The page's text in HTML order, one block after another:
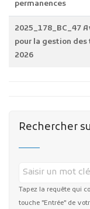
permanences
2025_178_BC_47
pour la gestion
2026
Rechercher
Tapez la requête qui
touche "Entrée" de